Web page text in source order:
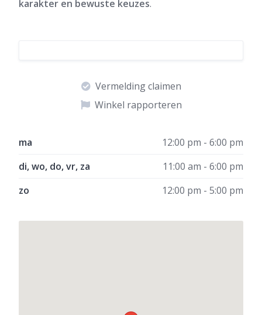
karakter en bewuste keuzes.
Vermelding claimen
Winkel rapporteren
ma
12:00 pm - 6:00 pm
di, wo, do, vr, za
11:00 am - 6:00 pm
zo
12:00 pm - 5:00 pm